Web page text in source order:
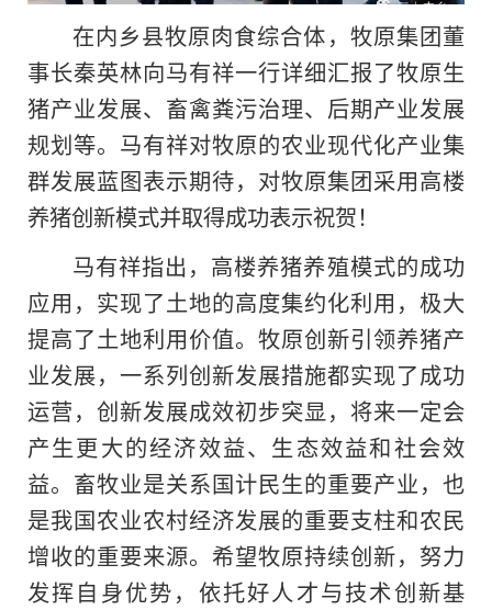
在内乡县牧原肉食综合体，牧原集团董
事长秦英林向马有祥一行详细汇报了牧原生
猪产业发展、畜禽粪污治理、后期产业发展
规划等。马有祥对牧原的农业现代化产业集
群发展蓝图表示期待，对牧原集团采用高楼
养猪创新模式并取得成功表示祝贺！
马有祥指出，高楼养猪养殖模式的成功
应用，实现了土地的高度集约化利用，极大
提高了土地利用价值。牧原创新引领养猪产
业发展，一系列创新发展措施都实现了成功
运营，创新发展成效初步突显，将来一定会
产生更大的经济效益、生态效益和社会效
益。畜牧业是关系国计民生的重要产业，也
是我国农业农村经济发展的重要支柱和农民
增收的重要来源。希望牧原持续创新，努力
发挥自身优势，依托好人才与技术创新基